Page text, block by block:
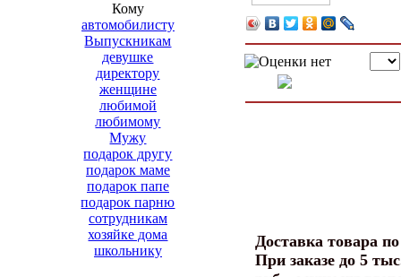
Кому
автомобилисту
Выпускникам
девушке
директору
женщине
любимой
любимому
Мужу
подарок другу
подарок маме
подарок папе
подарок парню
сотрудникам
хозяйке дома
школьнику
Доставка товара
При заказе до 5